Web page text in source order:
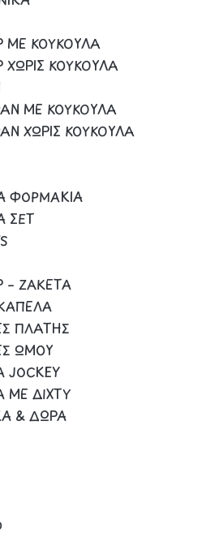
ΜΕ ΚΟΥΚΟΥΛΑ
ΧΩΡΙΣ ΚΟΥΚΟΥΛΑ
ΜΕ ΚΟΥΚΟΥΛΑ
ΧΩΡΙΣ ΚΟΥΚΟΥΛΑ
ΦΟΡΜΑΚΙΑ
ΣΕΤ
– ΖΑΚΕΤΑ
ΠΛΑΤΗΣ
ΩΜΟΥ
ΜΕ ΔΙΧΤΥ
& ΔΩΡΑ